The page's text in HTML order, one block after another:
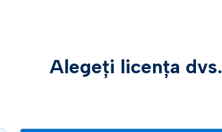
Alegeți licența dvs.